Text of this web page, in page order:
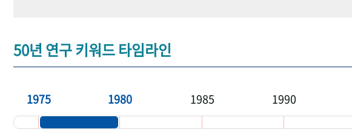
50년 연구 키워드 타임라인
1975 1980 1985 1990